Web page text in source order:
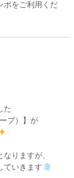
ポをご利用くだ
た
ブ）】が
りますが、
ていきます